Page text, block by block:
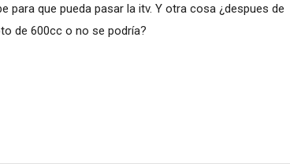
para que pueda pasar la itv. Y otra cosa ¿despues de
de 600cc o no se podría?